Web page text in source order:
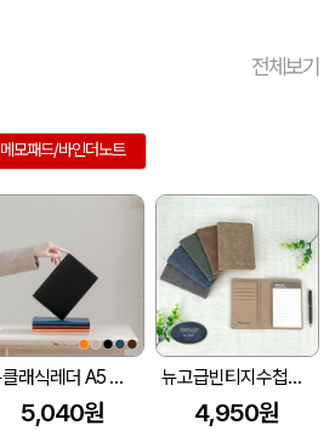
전체보기
메모패드/바인더노트
뉴클래식레더 A5 메모패드-기본형
5,040원
뉴고급빈티지수첩메모패드
4,950원